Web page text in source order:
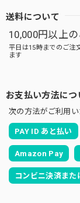
送料について
10,000円以上
平日は15時までのご
ます
お支払い方法につ
次の方法がご利用い
PAY ID あと払い
Amazon Pay
コンビニ決済ま